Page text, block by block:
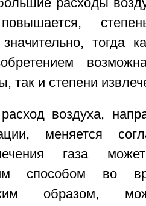
расходы
повышается,
значительно, тогда
так и степени
воздуха,
меняется
газа
способом во
образом,